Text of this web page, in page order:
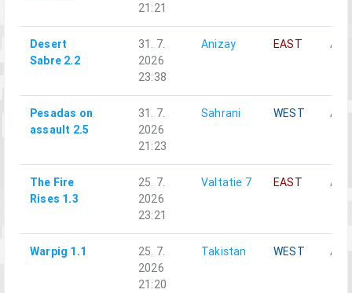
21:21
Desert
Sabre 2.2
31. 7.
2026
23:38
Anizay EAST
Pesadas on
assault 2.5
31. 7.
2026
21:23
Sahrani WEST
The Fire
Rises 1.3
25. 7.
2026
23:21
Valtatie 7 EAST
Warpig 1.1
25. 7.
2026
21:20
Takistan WEST